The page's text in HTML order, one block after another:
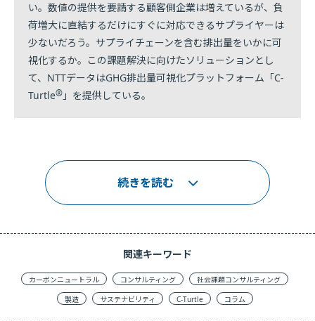
い。数値の提供を要請する顧客側企業は増えているが、負
荷増大に直結するだけにすぐに対応できるサプライヤーは
少ないだろう。サプライチェーンを含む排出量をいかに可
視化するか。この課題解決に向けたソリューションとし
て、NTTデータはGHG排出量可視化プラットフォーム「C-
Turtle® 」を提供している。
続きを読む
関連キーワード
カーボンニュートラル コンサルティング
社会課題コンサルティング
製造
サステナビリティ C-Turtle コラム